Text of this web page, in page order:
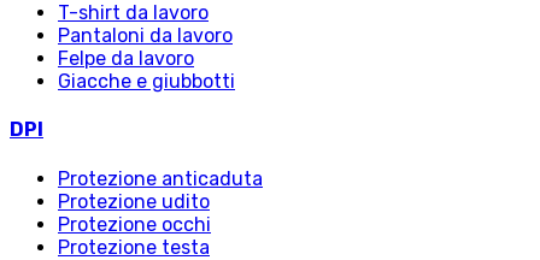
T-shirt da lavoro
Pantaloni da lavoro
Felpe da lavoro
Giacche e giubbotti
DPI
Protezione anticaduta
Protezione udito
Protezione occhi
Protezione testa